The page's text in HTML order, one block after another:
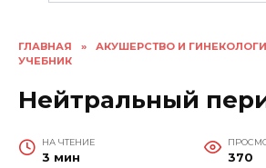
ГЛАВНАЯ » АКУШЕРСТВО И
УЧЕБНИК
Нейтральный
НА ЧТЕНИЕ
3 мин 370